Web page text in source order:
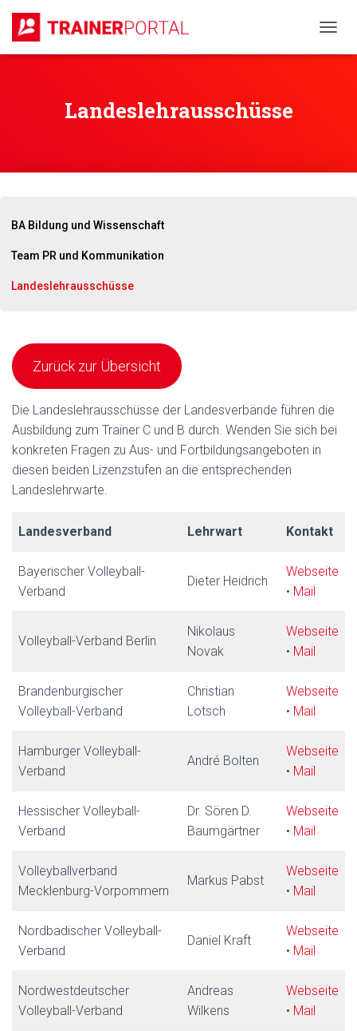
A
N
Landeslehrausschüsse
BA Bildung und Wissenschaft
Team PR und Kommunikation
Landeslehrausschüsse
Zurück zur Übersicht
Die Landeslehrausschüsse der Landesverbände führen die
Ausbildung zum Trainer C und B durch. Wenden Sie sich bei
konkreten Fragen zu Aus- und Fortbildungsangeboten in
diesen beiden Lizenzstufen an die entsprechenden
Landeslehrwarte.
Landesverband Lehrwart Kontakt
Bayerischer Volleyball-
Verband
Dieter Heidrich
Webseite
• Mail
Volleyball-Verband Berlin
Nikolaus
Novak
Webseite
• Mail
Brandenburgischer
Volleyball-Verband
Christian
Lotsch
Webseite
• Mail
Hamburger Volleyball-
Verband
André Bolten
Webseite
• Mail
Hessischer Volleyball-
Verband
Dr. Sören D.
Baumgärtner
Webseite
• Mail
Volleyballverband
Mecklenburg-Vorpommern
Markus Pabst
Webseite
• Mail
Nordbadischer Volleyball-
Verband
Daniel Kraft
Webseite
• Mail
Nordwestdeutscher
Volleyball-Verband
Andreas
Wilkens
Webseite
• Mail